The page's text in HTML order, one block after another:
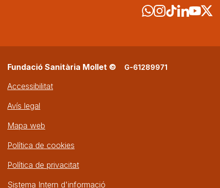
Fundació Sanitària Mollet © G-61289971
Accessibilitat
Avís legal
Mapa web
Política de cookies
Política de privacitat
Sistema Intern d'informació